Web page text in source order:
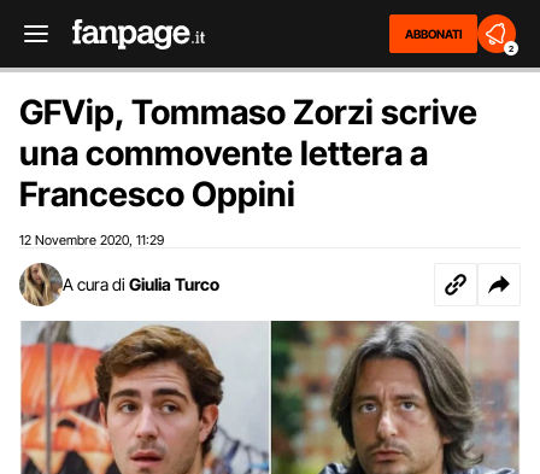
ABBONATI
2
GFVip, Tommaso Zorzi scrive
una commovente lettera a
Francesco Oppini
12 Novembre 2020 11:29
A cura di Giulia Turco